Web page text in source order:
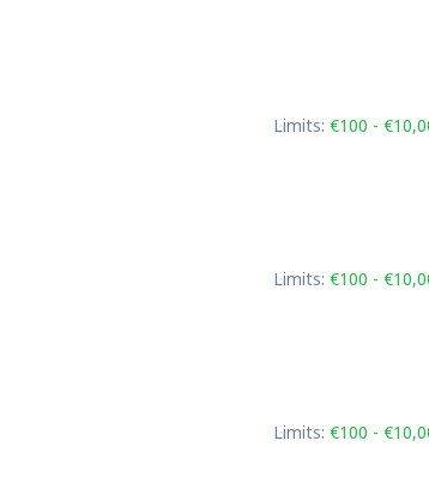
Limits: €100 -
Limits: €100 -
Limits: €100 -